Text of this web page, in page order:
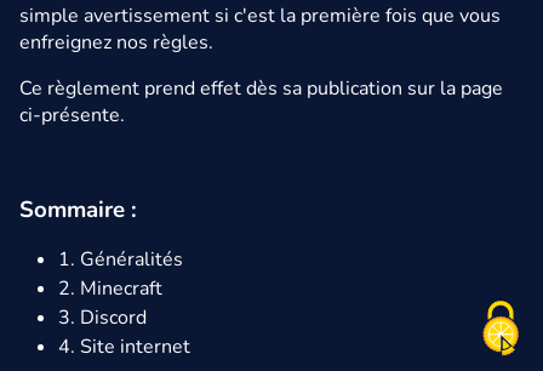
simple avertissement si c'est la première fois que vous
enfreignez nos règles.
Ce règlement prend effet dès sa publication sur la page
ci-présente.
Sommaire :
1. Généralités
2. Minecraft
3. Discord
4. Site internet